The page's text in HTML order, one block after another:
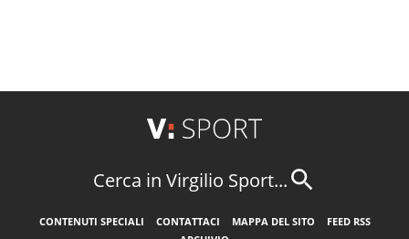
Cerca in Virgilio Sport...
CONTENUTI SPECIALI CONTATTACI MAPPA DEL SITO
FEED RSS